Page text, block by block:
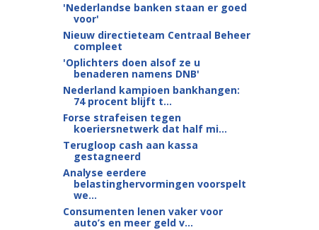
'Nederlandse banken staan er goed
voor'
Nieuw directieteam Centraal Beheer
compleet
'Oplichters doen alsof ze u
benaderen namens DNB'
Nederland kampioen bankhangen:
74 procent blijft t...
Forse strafeisen tegen
koeriersnetwerk dat half mi...
Terugloop cash aan kassa
gestagneerd
Analyse eerdere
belastinghervormingen voorspelt
we...
Consumenten lenen vaker voor
auto’s en meer geld v...